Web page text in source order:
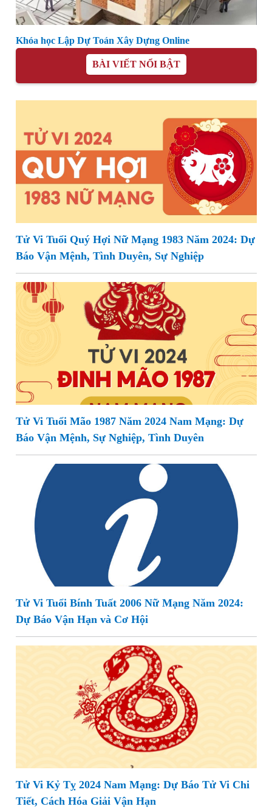
Khóa học Lập Dự Toán Xây Dựng Online
BÀI VIẾT NỔI BẬT
Tử Vi Tuổi Quý Hợi Nữ Mạng 1983 Năm 2024: Dự
Báo Vận Mệnh, Tình Duyên, Sự Nghiệp
Tử Vi Tuổi Mão 1987 Năm 2024 Nam Mạng: Dự
Báo Vận Mệnh, Sự Nghiệp, Tình Duyên
Tử Vi Tuổi Bính Tuất 2006 Nữ Mạng Năm 2024:
Dự Báo Vận Hạn và Cơ Hội
Tử Vi Kỷ Tỵ 2024 Nam Mạng: Dự Báo Tử Vi Chi
Tiết, Cách Hóa Giải Vận Hạn